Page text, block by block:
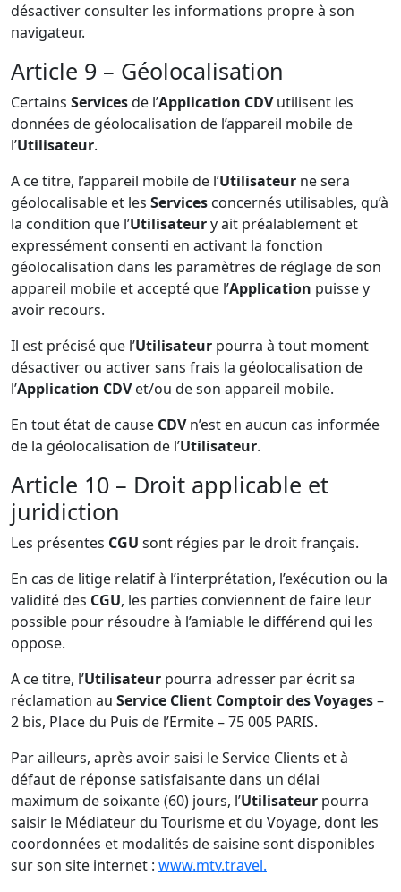
désactiver consulter les informations propre à son
navigateur.
Article 9 – Géolocalisation
Certains Servicesde l’Application CDVutilisent les
données de géolocalisation de l’appareil mobile de
l’Utilisateur.
A ce titre, l’appareil mobile de l’Utilisateur ne sera
géolocalisable et les Services concernés utilisables, qu’à
la condition que l’Utilisateury ait préalablement et
expressément consenti en activant la fonction
géolocalisation dans les paramètres de réglage de son
appareil mobile et accepté que l’Application puisse y
avoir recours.
Il est précisé que l’Utilisateur pourra à tout moment
désactiver ou activer sans frais la géolocalisation de
l’Application CDVet/ou de son appareil mobile.
En tout état de cause CDVn’est en aucun cas informée
de la géolocalisation de l’Utilisateur.
Article 10 – Droit applicable et
juridiction
Les présentes CGU sont régies par le droit français.
En cas de litige relatif à l’interprétation, l’exécution ou la
validité des CGU, les parties conviennent de faire leur
possible pour résoudre à l’amiable le différend qui les
oppose.
A ce titre, l’Utilisateur pourra adresser par écrit sa
réclamation au Service Client Comptoir des Voyages–
2 bis, Place du Puis de l’Ermite – 75 005 PARIS.
Par ailleurs, après avoir saisi le Service Clients et à
défaut de réponse satisfaisante dans un délai
maximum de soixante (60) jours, l’Utilisateur pourra
saisir le Médiateur du Tourisme et du Voyage, dont les
coordonnées et modalités de saisine sont disponibles
sur son site internet : www.mtv.travel.